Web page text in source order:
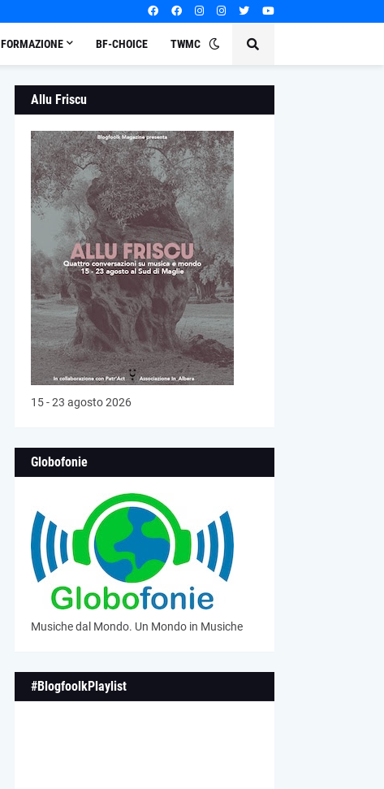
FORMAZIONE BF-CHOICE TWMC
Allu Friscu
15 - 23 agosto 2026
Globofonie
Musiche dal Mondo. Un Mondo in Musiche
#BlogfoolkPlaylist